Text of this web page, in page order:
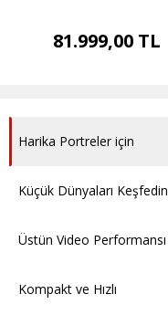
81.999,00 TL
Harika Portreler için
Küçük Dünyaları Keşfedin
Üstün Video Performansı
Kompakt ve Hızlı